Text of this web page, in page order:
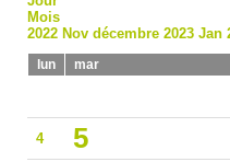
Mois
2022 Nov décembre 2023 Jan
lun mar
4 5